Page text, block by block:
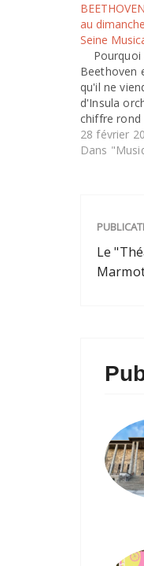
au
Seine
Pourquoi
Beethoven
qu'il ne
d'Insula
chiffre rond
avant les
28 février
Dans
Le